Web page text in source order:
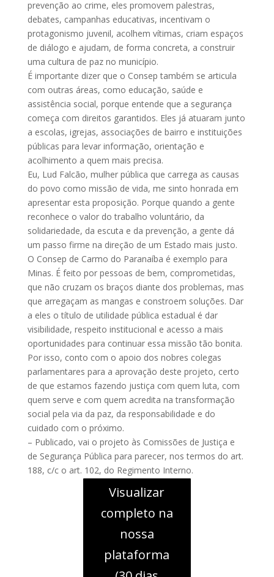
prevenção ao crime, eles promovem palestras,
debates, campanhas educativas, incentivam o
protagonismo juvenil, acolhem vítimas, criam espaços
de diálogo e ajudam, de forma concreta, a construir
uma cultura de paz no município.
É importante dizer que o Consep também se articula
com outras áreas, como educação, saúde e
assistência social, porque entende que a segurança
começa com direitos garantidos. Eles já atuaram junto
a escolas, igrejas, associações de bairro e instituições
públicas para levar informação, orientação e
acolhimento a quem mais precisa.
Eu, Lud Falcão, mulher pública que carrega as causas
do povo como missão de vida, me sinto honrada em
apresentar esta proposição. Porque quando a gente
reconhece o valor do trabalho voluntário, da
solidariedade, da escuta e da prevenção, a gente dá
um passo firme na direção de um Estado mais justo.
O Consep de Carmo do Paranaíba é exemplo para
Minas. É feito por pessoas de bem, comprometidas,
que não cruzam os braços diante dos problemas, mas
que arregaçam as mangas e constroem soluções. Dar
a eles o título de utilidade pública estadual é dar
visibilidade, respeito institucional e acesso a mais
oportunidades para continuar essa missão tão bonita.
Por isso, conto com o apoio dos nobres colegas
parlamentares para a aprovação deste projeto, certo
de que estamos fazendo justiça com quem luta, com
quem serve e com quem acredita na transformação
social pela via da paz, da responsabilidade e do
cuidado com o próximo.
– Publicado, vai o projeto às Comissões de Justiça e
de Segurança Pública para parecer, nos termos do art.
188, c/c o art. 102, do Regimento Interno.
Visualizar
completo na
nossa
plataforma